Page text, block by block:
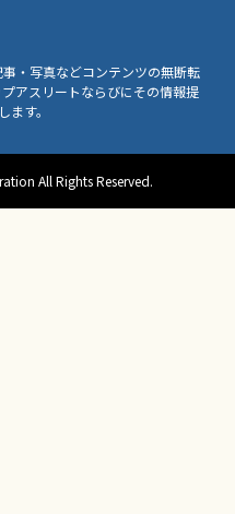
・写真などコンテンツの無断転
アスリートならびにその情報提
ます。
All Rights Reserved.